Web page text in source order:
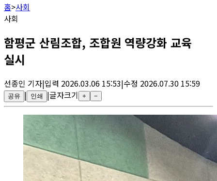
홈>사회
사회
함평군 산림조합, 조합원 역량강화 교육
실시
선종인 기자|입력 2026.03.06 15:53|수정 2026.07.30 15:59
공유 | 인쇄 |글자크기 + −